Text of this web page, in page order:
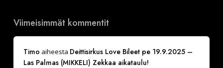
Viimeisimmät kommentit
Timo aiheesta Deittisirkus Love Bileet pe 19.9.2025 –
Las Palmas (MIKKELI) Zekkaa aikataulu!